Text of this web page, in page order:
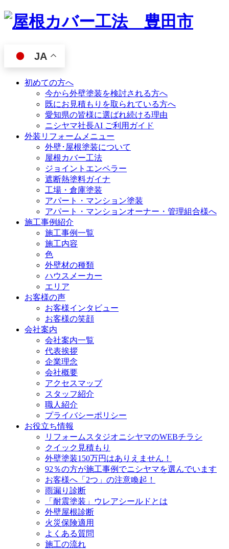
JA
初めての方へ
今から外壁塗装を検討される方へ
既にお見積もりを取られている方へ
愛知県の皆様に選ばれ続ける理由
ニシヤマ社長AI ご利用ガイド
外装リフォームメニュー
外壁･屋根塗装について
屋根カバー工法
ジョイントエンペラー
遮断熱塗料ガイナ
工場・倉庫塗装
アパート・マンション塗装
アパート・マンションオーナー・管理組合様へ
施工事例紹介
施工事例一覧
施工内容
色
外壁材の種類
ハウスメーカー
エリア
お客様の声
お客様インタビュー
お客様の笑顔
会社案内
会社案内一覧
代表挨拶
企業理念
会社概要
アクセスマップ
スタッフ紹介
職人紹介
プライバシーポリシー
お役立ち情報
リフォームスタジオニシヤマのWEBチラシ
クイック見積もり
外壁塗装150万円はありえません！
92％の方が施工事例でニシヤマを選んでいます
お客様へ「2つ」の注意喚起！
雨漏り診断
「耐震塗装」ウレアシールドとは
外壁屋根診断
火災保険適用
よくある質問
施工の流れ